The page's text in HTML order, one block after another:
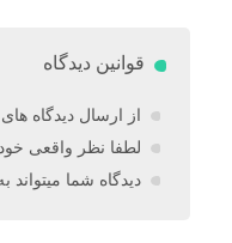
قوانین دیدگاه
از ارسال دیدگاه های
لطفا نظر واقعی خود
دیدگاه شما میتواند